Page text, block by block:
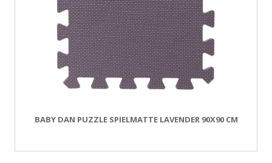
BABY DAN PUZZLE SPIELMATTE LAVENDER 90X90 CM